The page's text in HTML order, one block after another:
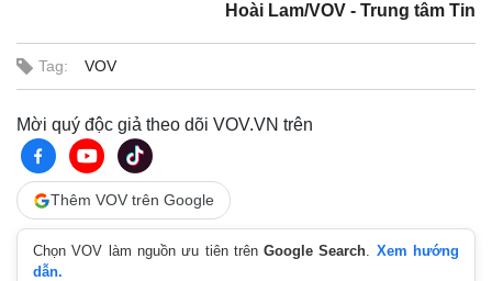
Hoài Lam/VOV - Trung tâm Tin
Tag: VOV
Mời quý độc giả theo dõi VOV.VN trên
Thêm VOV trên Google
Chọn VOV làm nguồn ưu tiên trênGoogle Search. Xem hướng
dẫn.